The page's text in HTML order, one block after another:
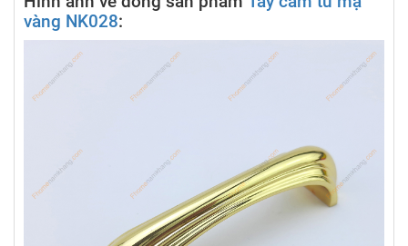
vàng NK028: